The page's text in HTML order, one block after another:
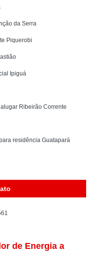
da Serra
Piquerobi
Ipiguá
Ribeirão Corrente
residência Guatapará
de Energia a